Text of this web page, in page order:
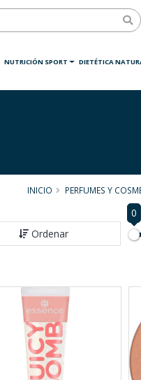
NUTRICIÓN SPORT DIETÉTICA
INICIO PERFUMES Y
Ordenar
0